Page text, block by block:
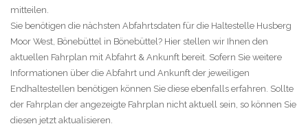
mitteilen.
Sie benötigen die nächsten Abfahrtsdaten für die Haltestelle Husberg
Moor West, Bönebüttel in Bönebüttel? Hier stellen wir Ihnen den
aktuellen Fahrplan mit Abfahrt & Ankunft bereit. Sofern Sie weitere
Informationen über die Abfahrt und Ankunft der jeweiligen
Endhaltestellen benötigen können Sie diese ebenfalls erfahren. Sollte
der Fahrplan der angezeigte Fahrplan nicht aktuell sein, so können Sie
diesen jetzt aktualisieren.